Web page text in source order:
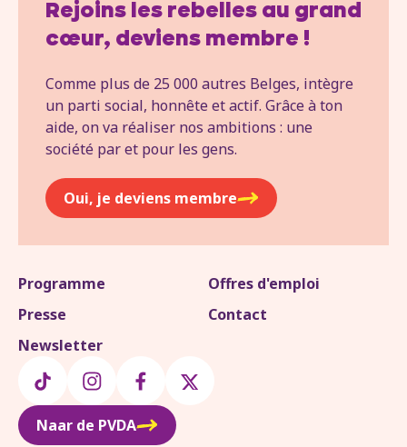
Rejoins les rebelles au grand
cœur, deviens membre !
Comme plus de 25 000 autres Belges, intègre
un parti social, honnête et actif. Grâce à ton
aide, on va réaliser nos ambitions : une
société par et pour les gens.
Oui, je deviens membre
Programme
Offres d'emploi
Presse
Contact
Newsletter
Naar de PVDA